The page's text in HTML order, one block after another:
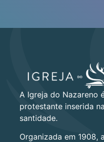
A Igreja do Nazareno
protestante inserida
santidade.
Organizada em 1908,